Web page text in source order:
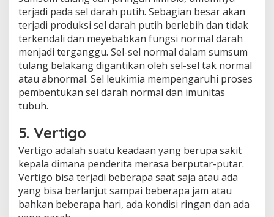
terjadi pada sel darah putih. Sebagian besar akan
terjadi produksi sel darah putih berlebih dan tidak
terkendali dan meyebabkan fungsi normal darah
menjadi terganggu. Sel-sel normal dalam sumsum
tulang belakang digantikan oleh sel-sel tak normal
atau abnormal. Sel leukimia mempengaruhi proses
pembentukan sel darah normal dan imunitas
tubuh.
5. Vertigo
Vertigo adalah suatu keadaan yang berupa sakit
kepala dimana penderita merasa berputar-putar.
Vertigo bisa terjadi beberapa saat saja atau ada
yang bisa berlanjut sampai beberapa jam atau
bahkan beberapa hari, ada kondisi ringan dan ada